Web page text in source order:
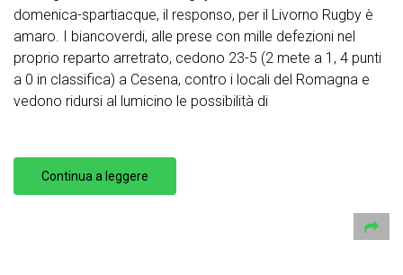
domenica-spartiacque, il responso, per il Livorno Rugby è
amaro. I biancoverdi, alle prese con mille defezioni nel
proprio reparto arretrato, cedono 23-5 (2 mete a 1, 4 punti
a 0 in classifica) a Cesena, contro i locali del Romagna e
vedono ridursi al lumicino le possibilità di
Continua a leggere